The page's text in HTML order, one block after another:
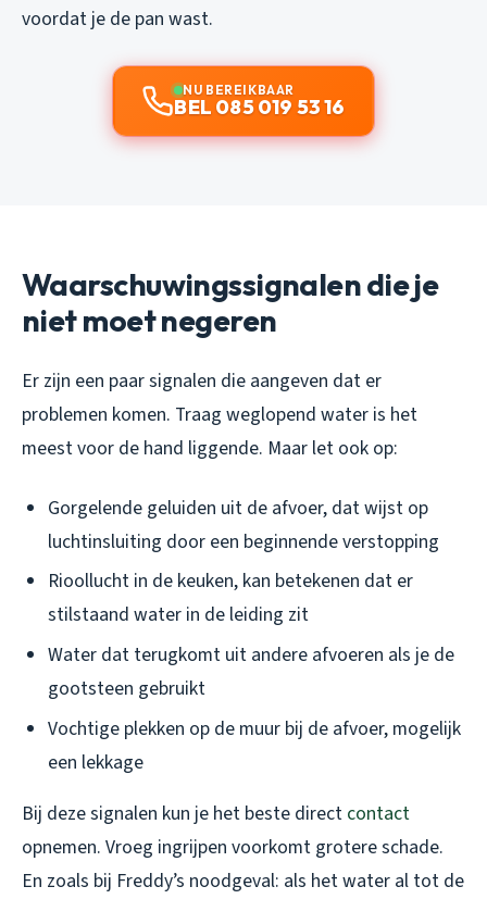
voordat je de pan wast.
NU BEREIKBAAR
BEL 085 019 53 16
Waarschuwingssignalen die je
niet moet negeren
Er zijn een paar signalen die aangeven dat er
problemen komen. Traag weglopend water is het
meest voor de hand liggende. Maar let ook op:
Gorgelende geluiden uit de afvoer, dat wijst op
luchtinsluiting door een beginnende verstopping
Rioollucht in de keuken, kan betekenen dat er
stilstaand water in de leiding zit
Water dat terugkomt uit andere afvoeren als je de
gootsteen gebruikt
Vochtige plekken op de muur bij de afvoer, mogelijk
een lekkage
Bij deze signalen kun je het beste direct contact
opnemen. Vroeg ingrijpen voorkomt grotere schade.
En zoals bij Freddy’s noodgeval: als het water al tot de